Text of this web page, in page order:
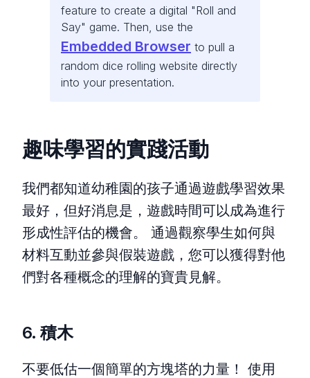
feature to create a digital "Roll and
Say" game. Then, use the
Embedded Browser to pull a
random dice rolling website directly
into your presentation.
趣味學習的實踐活動
我們都知道幼稚園的孩子通過遊戲學習效果
最好，但好消息是，遊戲時間可以成為進行
形成性評估的機會。 通過觀察學生如何與
材料互動並參與假裝遊戲，您可以獲得對他
們對各種概念的理解的寶貴見解。
6. 積木
不要低估一個簡單的方塊塔的力量！ 使用